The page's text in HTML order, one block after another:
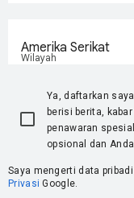
Wilayah
Amerika Serikat
Ya, daftarkan
berisi berita,
penawaran
opsional dan
Saya mengerti data
Privasi Google.